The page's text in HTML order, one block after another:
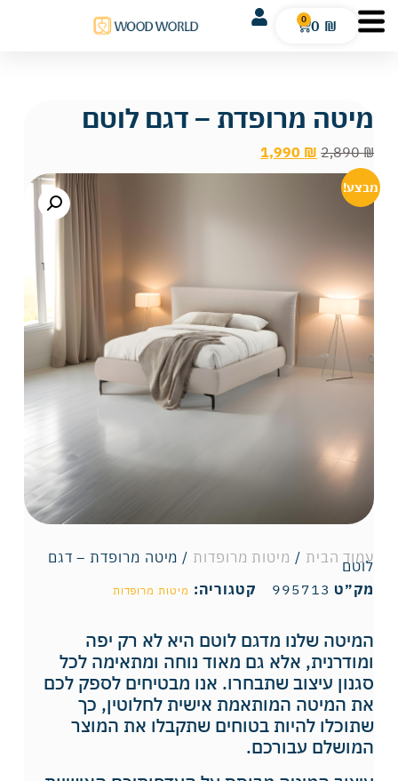
0 ₪
0
מיטה מרופדת – דגם לוטם
2,890₪
1,990 ₪
מבצע!
עמוד הבית / מיטות מרופדות / מיטה מרופדת – דגם
לוטם
מק״ט 995713 קטגוריה: מיטות מרופדות
המיטה שלנו מדגם לוטם היא לא רק יפה
ומודרנית, אלא גם מאוד נוחה ומתאימה לכל
סגנון עיצוב שתבחרו. אנו מבטיחים לספק לכם
את המיטה המותאמת אישית לחלוטין, כך
שתוכלו להיות בטוחים שתקבלו את המוצר
המושלם עבורכם.